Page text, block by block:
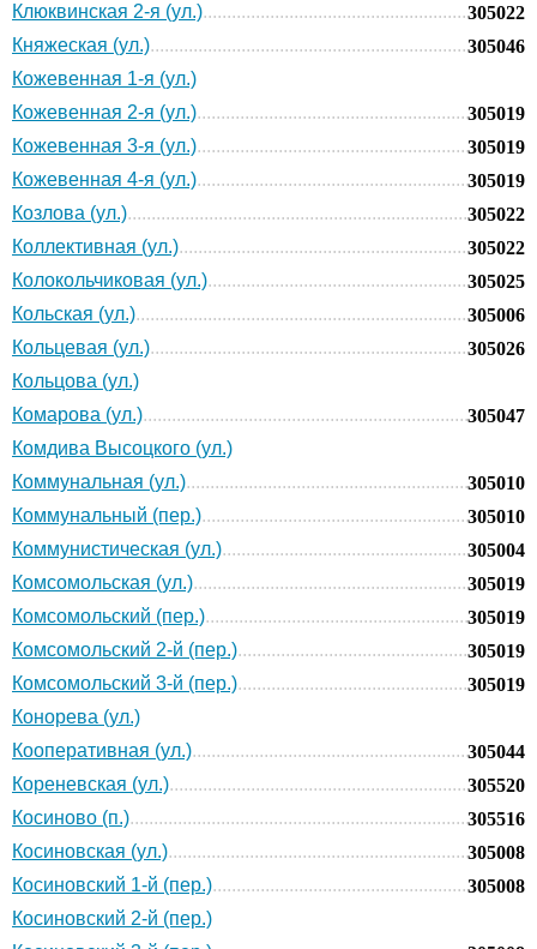
Клюквинская 2-я (ул.)
305022
Княжеская (ул.)
305046
Кожевенная 1-я (ул.)
Кожевенная 2-я (ул.)
305019
Кожевенная 3-я (ул.)
305019
Кожевенная 4-я (ул.)
305019
Козлова (ул.)
305022
Коллективная (ул.)
305022
Колокольчиковая (ул.)
305025
Кольская (ул.)
305006
Кольцевая (ул.)
305026
Кольцова (ул.)
Комарова (ул.)
305047
Комдива Высоцкого (ул.)
Коммунальная (ул.)
305010
Коммунальный (пер.)
305010
Коммунистическая (ул.)
305004
Комсомольская (ул.)
305019
Комсомольский (пер.)
305019
Комсомольский 2-й (пер.)
305019
Комсомольский 3-й (пер.)
305019
Конорева (ул.)
Кооперативная (ул.)
305044
Кореневская (ул.)
305520
Косиново (п.)
305516
Косиновская (ул.)
305008
Косиновский 1-й (пер.)
305008
Косиновский 2-й (пер.)